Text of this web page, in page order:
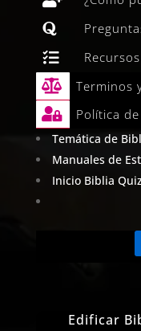


 Terminos
 Política
Temática de
Manuales de
Inicio Biblia Quiz
Edificar